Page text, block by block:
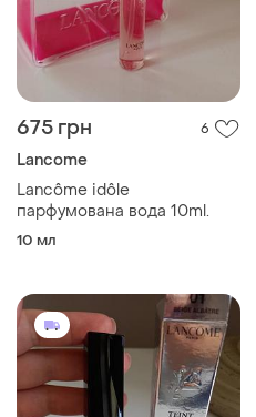
675 грн 6
Lancome
Lancôme idôle
парфумована вода 10ml.
10 мл